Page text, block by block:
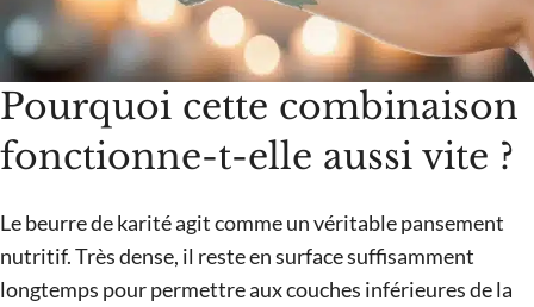
Pourquoi cette combinaison
fonctionne-t-elle aussi vite ?
Le beurre de karité agit comme un véritable pansement
nutritif. Très dense, il reste en surface suffisamment
longtemps pour permettre aux couches inférieures de la